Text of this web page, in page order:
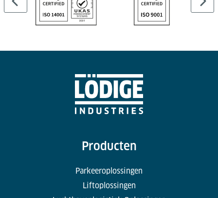
Producten
Parkeeroplossingen
Liftoplossingen